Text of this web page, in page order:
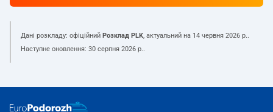
Дані розкладу: офіційний Розклад PLK, актуальний на 14 червня 2026 р..
Наступне оновлення: 30 серпня 2026 р..